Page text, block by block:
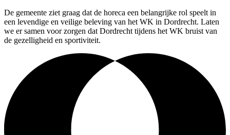
De gemeente ziet graag dat de horeca een belangrijke rol speelt in
een levendige en veilige beleving van het WK in Dordrecht. Laten
we er samen voor zorgen dat Dordrecht tijdens het WK bruist van
de gezelligheid en sportiviteit.